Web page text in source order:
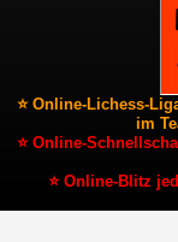
⭐ Online-Lichess-
im
⭐ Online-
⭐ Online-Blitz